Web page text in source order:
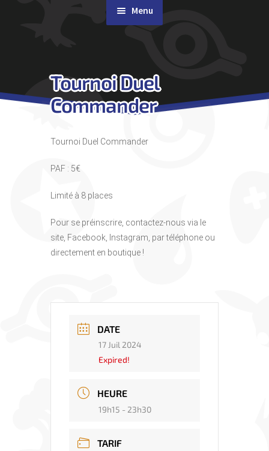
Menu
Agenda
Contact & Accès
Tournoi Duel
Commander
Tournoi Duel Commander
PAF : 5€
Limité à 8 places
Pour se préinscrire, contactez-nous via le
site, Facebook, Instagram, par téléphone ou
directement en boutique !
DATE
17 Juil 2024
Expired!
HEURE
19h15 - 23h30
TARIF